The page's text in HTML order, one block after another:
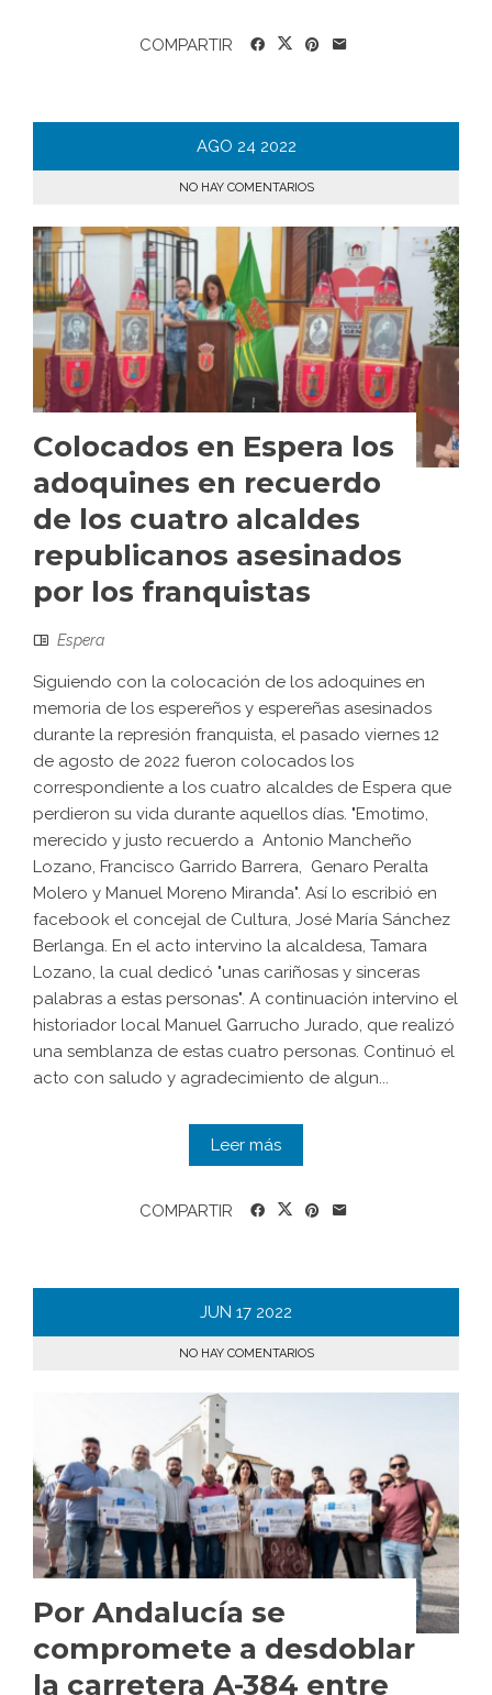
COMPARTIR
AGO 24 2022
NO HAY COMENTARIOS
Colocados en Espera los
adoquines en recuerdo
de los cuatro alcaldes
republicanos asesinados
por los franquistas
Espera
Siguiendo con la colocación de los adoquines en
memoria de los espereños y espereñas asesinados
durante la represión franquista, el pasado viernes 12
de agosto de 2022 fueron colocados los
correspondiente a los cuatro alcaldes de Espera que
perdieron su vida durante aquellos días. "Emotimo,
merecido y justo recuerdo a Antonio Mancheño
Lozano, Francisco Garrido Barrera, Genaro Peralta
Molero y Manuel Moreno Miranda". Así lo escribió en
facebook el concejal de Cultura, José María Sánchez
Berlanga. En el acto intervino la alcaldesa, Tamara
Lozano, la cual dedicó "unas cariñosas y sinceras
palabras a estas personas". A continuación intervino el
historiador local Manuel Garrucho Jurado, que realizó
una semblanza de estas cuatro personas. Continuó el
acto con saludo y agradecimiento de algun...
Leer más
COMPARTIR
JUN 17 2022
NO HAY COMENTARIOS
Por Andalucía se
compromete a desdoblar
la carretera A-384 entre